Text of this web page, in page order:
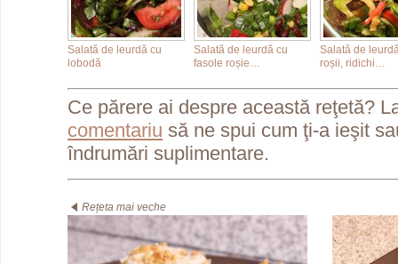
Salată de leurdă cu
lobodă
Salată de leurdă cu
fasole roșie…
Salată de
roșii, ridichi…
Ce părere ai despre această reţetă?
comentariu să ne spui cum ţi-a ieşit
îndrumări suplimentare.
Rețeta mai veche